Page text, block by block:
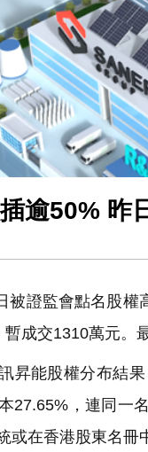
逾50% 昨
證監會點名股權
成交1310萬元。
昇能股權分布結
27.65%，連同一
或在香港股東名